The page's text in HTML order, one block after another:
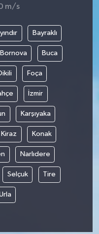
m/s
Bayraklı
Bornova Buca
Foça
İzmir
Karşıyaka
Kiraz Konak
Narlıdere
Selçuk Tire